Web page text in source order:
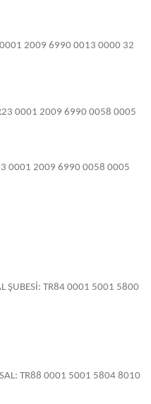
0001 2009 6990 0013 0000 32
0001 2009 6990 0058 0005
0001 2009 6990 0058 0005
ŞUBESİ: TR84 0001 5001 5800
TR88 0001 5001 5804 8010